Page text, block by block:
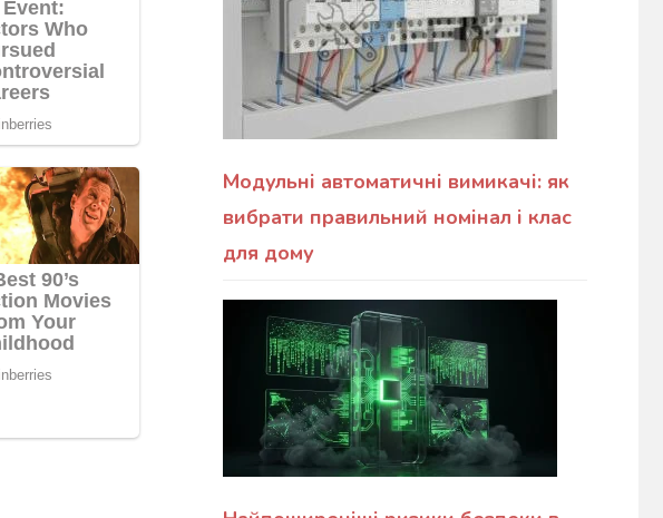
Модульні автоматичні вимикачі: як
вибрати правильний номінал і клас
для дому